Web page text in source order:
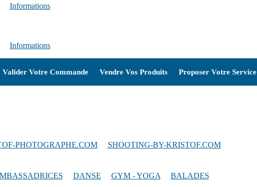
Informations
Informations
Valider Votre Commande Vendre Vos Produits Proposer Votre Service
PHOTOGRAPHE.COM/ SHOOTING-BY-KRISTOF.COM
DANSE GYM - YOGA BALADES